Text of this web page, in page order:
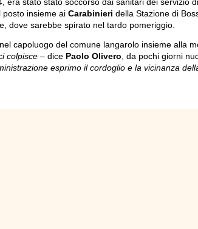
era stato stato soccorso dai sanitari dei servizio
posto insieme ai Carabinieri della Stazione di
dove sarebbe spirato nel tardo pomeriggio.
nel capoluogo del comune langarolo insieme alla
colpisce – dice Paolo Olivero, da pochi giorni
esprimo il cordoglio e la vicinanza